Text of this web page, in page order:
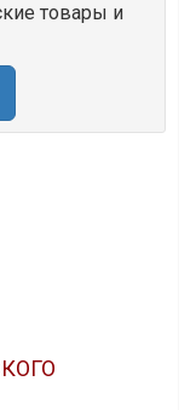
товары и